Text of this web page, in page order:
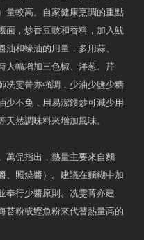
量較高。自家健康烹調的重點
面，炒香豆豉和香料，加入魷
和蠔油的用量，多用蒜、
大幅增加三色椒、洋葱、芹
冼雯菁亦強調，少油少鹽少糖
少不免，用易潔鑊炒可減少用
然調味料來增加風味。
萬侃指出，熱量主要來自麵
、照燒醬）。建議在麵糊中加
奉行少醬原則。冼雯菁亦建
苔粉或鰹魚粉來代替熱量高的